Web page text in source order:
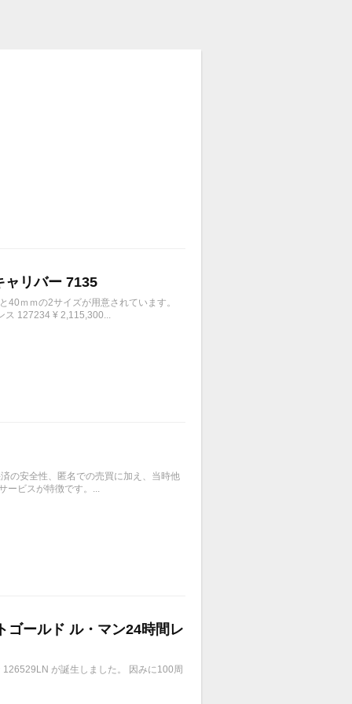
ャリバー 7135
ｍｍの2サイズが用意されています。
ス 127234 ¥ 2,115,300...
の安全性、匿名での売買に加え、当時他
ービスが特徴です。...
ゴールド ル・マン24時間レ
が誕生しました。 因みに100周